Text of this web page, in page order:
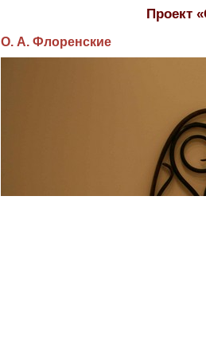
Проект
О. А. Флоренские